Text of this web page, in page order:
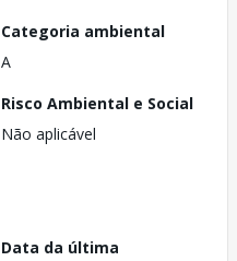
Categoria ambiental
A
Risco Ambiental e Social
Não aplicável
Data da última